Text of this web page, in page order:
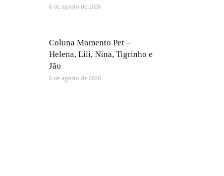
6 de agosto de 2026
Coluna Momento Pet –
Helena, Lili, Nina, Tigrinho e
Jão
6 de agosto de 2026